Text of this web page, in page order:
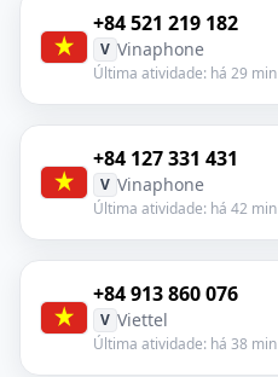
+84 521 219 182
V Vinaphone
Última atividade: há 29 min
+84 127 331 431
V Vinaphone
Última atividade: há 42 min
+84 913 860 076
V Viettel
Última atividade: há 38 min